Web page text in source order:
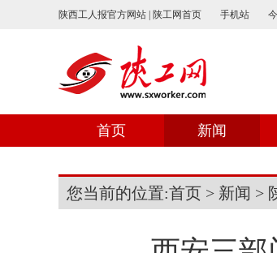
陕西工人报官方网站 | 陕工网首页 手机站
首页 新闻
您当前的位置:首页 > 新闻 >